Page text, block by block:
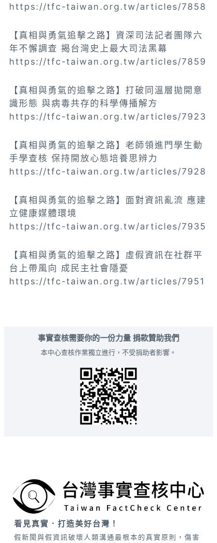
https://tfc-taiwan.org.tw/articles/7858
【真相與勇氣追擊之路】資深司法記者團隊六
年不懈調查 揭台灣史上最大司法黑幕
https://tfc-taiwan.org.tw/articles/7859
【真相與勇氣的追擊之路】打破同溫層拋開意
識形態 與病毒共存的科學傳播解方
https://tfc-taiwan.org.tw/articles/7923
【真相與勇氣的追擊之路】老師領進門學生動
手學查核 保持開放心態培養思辨力
https://tfc-taiwan.org.tw/articles/7928
【真相與勇氣的追擊之路】面對資訊亂流 應建
立健康媒體環境
https://tfc-taiwan.org.tw/articles/7935
【真相與勇氣的追擊之路】虛假資訊在社群平
台上帶風向 成民主社會隱憂
https://tfc-taiwan.org.tw/articles/7951
事實查核需要你的一份力量 捐款贊助我們
本中心查核作業獨立進行，不受捐助者影響。
看見真實．打造美好台灣！
假新聞與假資訊破壞人類溝通最根本的真實原則，傷害